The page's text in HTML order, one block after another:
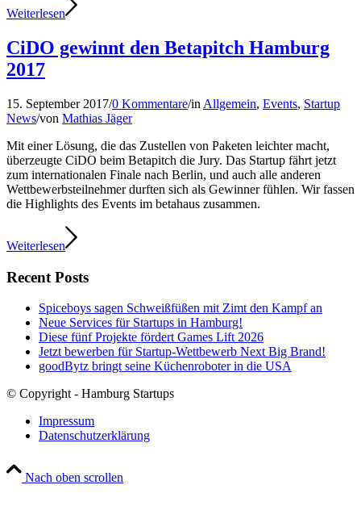
Weiterlesen
CiDO gewinnt den Betapitch Hamburg
2017
15. September 2017/0 Kommentare/in Allgemein, Events, Startup
News/von Mathias Jäger
Mit einer Lösung, die das Zustellen von Paketen leichter macht,
überzeugte CiDO beim Betapitch die Jury. Das Startup fährt jetzt
zum internationalen Finale nach Berlin, und auch alle anderen
Wettbewerbsteilnehmer durften sich als Gewinner fühlen. Wir fassen
die Highlights des Events im betahaus zusammen.
Weiterlesen
Recent Posts
Spiceboys sagen Schweißfüßen mit Zimt den Kampf an
Neue Services für Startups in Hamburg!
Diese fünf Projekte fördert Games Lift 2026
Jetzt bewerben für Startup-Wettbewerb Next Big Brand!
goodBytz bringt seine Küchenroboter in die USA
© Copyright - Hamburg Startups
Impressum
Datenschutzerklärung
Nach oben scrollen